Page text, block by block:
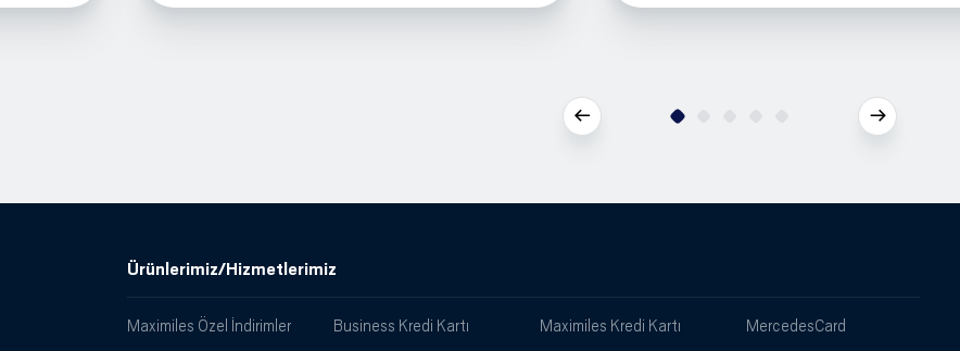
Ürünlerimiz/Hizmetlerimiz
Maximiles Özel İndirimler Business Kredi Kartı Maximiles Kredi Kartı
MercedesCard